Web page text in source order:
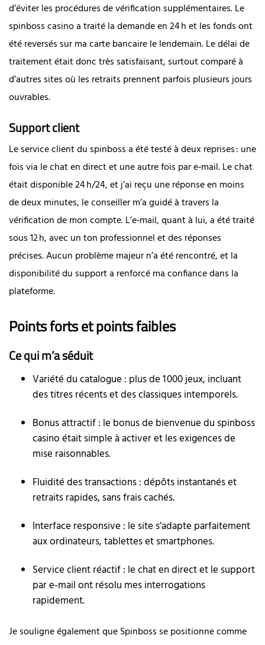
d’éviter les procédures de vérification supplémentaires. Le
spinboss casino a traité la demande en 24 h et les fonds ont
été reversés sur ma carte bancaire le lendemain. Le délai de
traitement était donc très satisfaisant, surtout comparé à
d’autres sites où les retraits prennent parfois plusieurs jours
ouvrables.
Support client
Le service client du spinboss a été testé à deux reprises : une
fois via le chat en direct et une autre fois par e‑mail. Le chat
était disponible 24 h/24, et j’ai reçu une réponse en moins
de deux minutes, le conseiller m’a guidé à travers la
vérification de mon compte. L’e‑mail, quant à lui, a été traité
sous 12 h, avec un ton professionnel et des réponses
précises. Aucun problème majeur n’a été rencontré, et la
disponibilité du support a renforcé ma confiance dans la
plateforme.
Points forts et points faibles
Ce qui m’a séduit
Variété du catalogue : plus de 1 000 jeux, incluant
des titres récents et des classiques intemporels.
Bonus attractif : le bonus de bienvenue du spinboss
casino était simple à activer et les exigences de
mise raisonnables.
Fluidité des transactions : dépôts instantanés et
retraits rapides, sans frais cachés.
Interface responsive : le site s’adapte parfaitement
aux ordinateurs, tablettes et smartphones.
Service client réactif : le chat en direct et le support
par e‑mail ont résolu mes interrogations
rapidement.
Je souligne également que Spinboss se positionne comme